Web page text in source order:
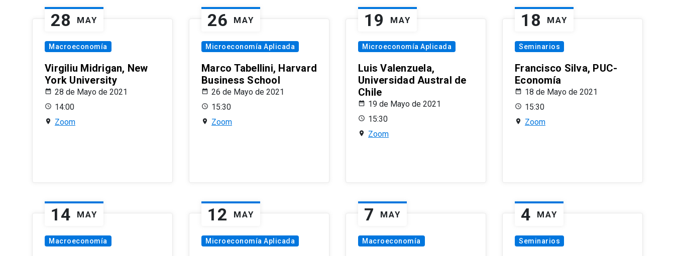
28 MAY
Macroeconomía
Virgiliu Midrigan, New
York University
28 de Mayo de 2021
14:00
Zoom
26 MAY
Microeconomía Aplicada
Marco Tabellini, Harvard
Business School
26 de Mayo de 2021
15:30
Zoom
19 MAY
Microeconomía Aplicada
Luis Valenzuela,
Universidad Austral de
Chile
19 de Mayo de 2021
15:30
Zoom
18 MAY
Seminarios
Francisco Silva, PUC-
Economía
18 de Mayo de 2021
15:30
Zoom
14 MAY
Macroeconomía
12 MAY
Microeconomía Aplicada
7 MAY
Macroeconomía
4 MAY
Seminarios